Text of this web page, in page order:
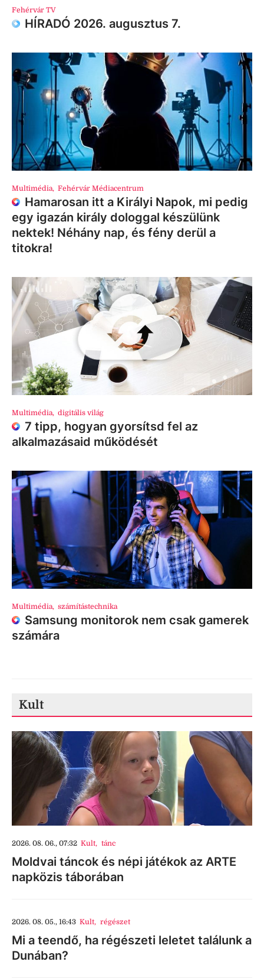
Fehérvár TV
HÍRADÓ 2026. augusztus 7.
Multimédia, Fehérvár Médiacentrum
Hamarosan itt a Királyi Napok, mi pedig
egy igazán király dologgal készülünk
nektek! Néhány nap, és fény derül a
titokra!
Multimédia, digitális világ
7 tipp, hogyan gyorsítsd fel az
alkalmazásaid működését
Multimédia, számítástechnika
Samsung monitorok nem csak gamerek
számára
Kult
2026. 08. 06., 07:32 Kult, tánc
Moldvai táncok és népi játékok az ARTE
napközis táborában
2026. 08. 05., 16:43 Kult, régészet
Mi a teendő, ha régészeti leletet találunk a
Dunában?